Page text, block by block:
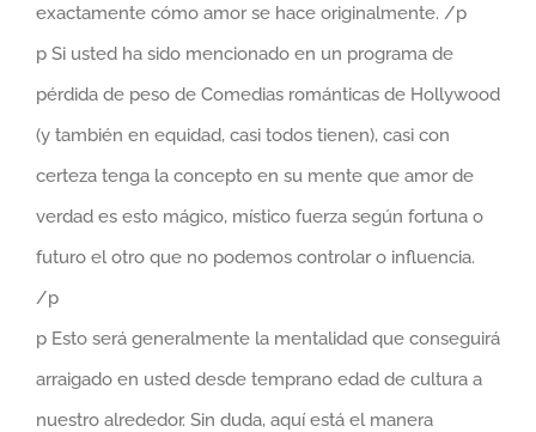
exactamente cómo amor se hace originalmente. /p
p Si usted ha sido mencionado en un programa de
pérdida de peso de Comedias románticas de Hollywood
(y también en equidad, casi todos tienen), casi con
certeza tenga la concepto en su mente que amor de
verdad es esto mágico, místico fuerza según fortuna o
futuro el otro que no podemos controlar o influencia.
/p
p Esto será generalmente la mentalidad que conseguirá
arraigado en usted desde temprano edad de cultura a
nuestro alrededor. Sin duda, aquí está el manera